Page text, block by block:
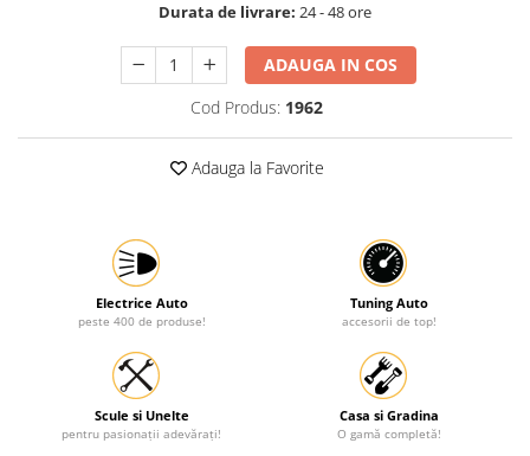
Durata de livrare: 24 - 48 ore
ADAUGA IN COS
Cod Produs: 1962
Adauga la Favorite
Electrice Auto
peste 400 de produse!
Tuning Auto
accesorii de top!
Scule si Unelte
pentru pasionații adevărați!
Casa si Gradina
O gamă completă!